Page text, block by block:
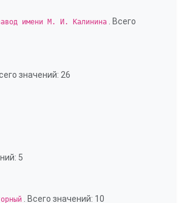
имени М. И. Калинина . Всего
значений: 26
5
. Всего значений: 10